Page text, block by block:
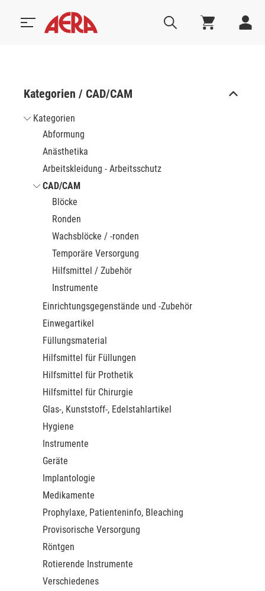
Kategorien / CAD/CAM
Kategorien
Abformung
Anästhetika
Arbeitskleidung - Arbeitsschutz
CAD/CAM
Blöcke
Ronden
Wachsblöcke / -ronden
Temporäre Versorgung
Hilfsmittel / Zubehör
Instrumente
Einrichtungsgegenstände und -Zubehör
Einwegartikel
Füllungsmaterial
Hilfsmittel für Füllungen
Hilfsmittel für Prothetik
Hilfsmittel für Chirurgie
Glas-, Kunststoff-, Edelstahlartikel
Hygiene
Instrumente
Geräte
Implantologie
Medikamente
Prophylaxe, Patienteninfo, Bleaching
Provisorische Versorgung
Röntgen
Rotierende Instrumente
Verschiedenes